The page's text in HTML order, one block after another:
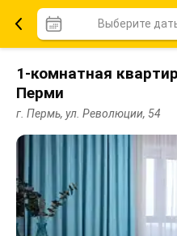
Выберите
1-комнатная
Перми
г. Пермь, ул. Революции, 54